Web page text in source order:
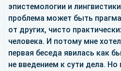
эпистемологии и
проблема может быть
от других, чисто
человека. И потому мне
первая беседа явилась как бы
не введением к сути дела.